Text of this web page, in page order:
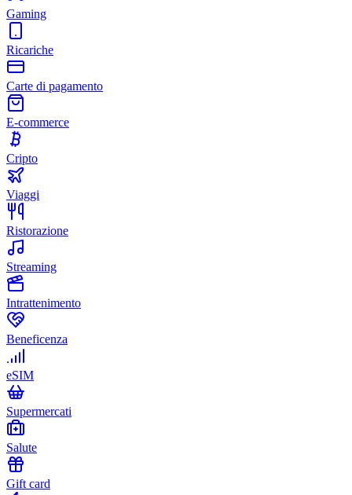
Gaming
Ricariche
Carte di pagamento
E-commerce
Cripto
Viaggi
Ristorazione
Streaming
Intrattenimento
Beneficenza
eSIM
Supermercati
Salute
Gift card